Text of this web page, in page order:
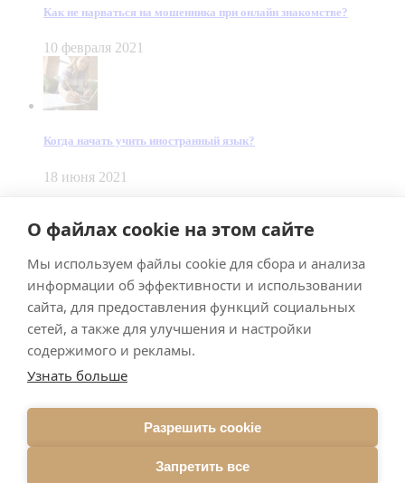
О файлах cookie на этом сайте
Мы используем файлы cookie для сбора и анализа
информации об эффективности и использовании
сайта, для предоставления функций социальных
сетей, а также для улучшения и настройки
содержимого и рекламы.
Узнать больше
Разрешить cookie
Запретить все
Как не нарваться на мошенника при онлайн знакомстве?
10 февраля 2021
Когда начать учить иностранный язык?
18 июня 2021
Made bySmart Team
ImpressumDatenschutz
Подписывайтесь на меня в Телеграм
Подписаться
Брачное агентство в Германии